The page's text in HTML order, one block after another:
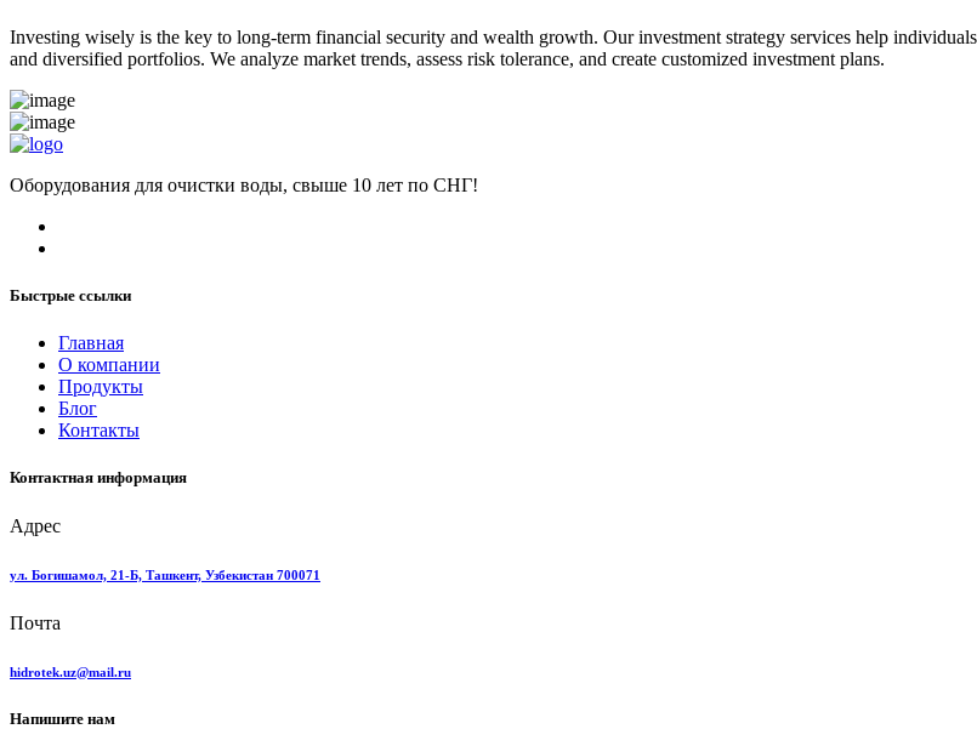
Investing wisely is the key to long-term financial security and wealth growth. Our investment strategy services help
and diversified portfolios. We analyze market trends, assess risk tolerance, and create customized investment plans.
Оборудования для очистки воды, свыше 10 лет по СНГ!
Быстрые ссылки
Главная
О компании
Продукты
Блог
Контакты
Контактная информация
Адрес
ул. Богишамол, 21-Б, Ташкент, Узбекистан 700071
Почта
hidrotek.uz@mail.ru
Напишите нам